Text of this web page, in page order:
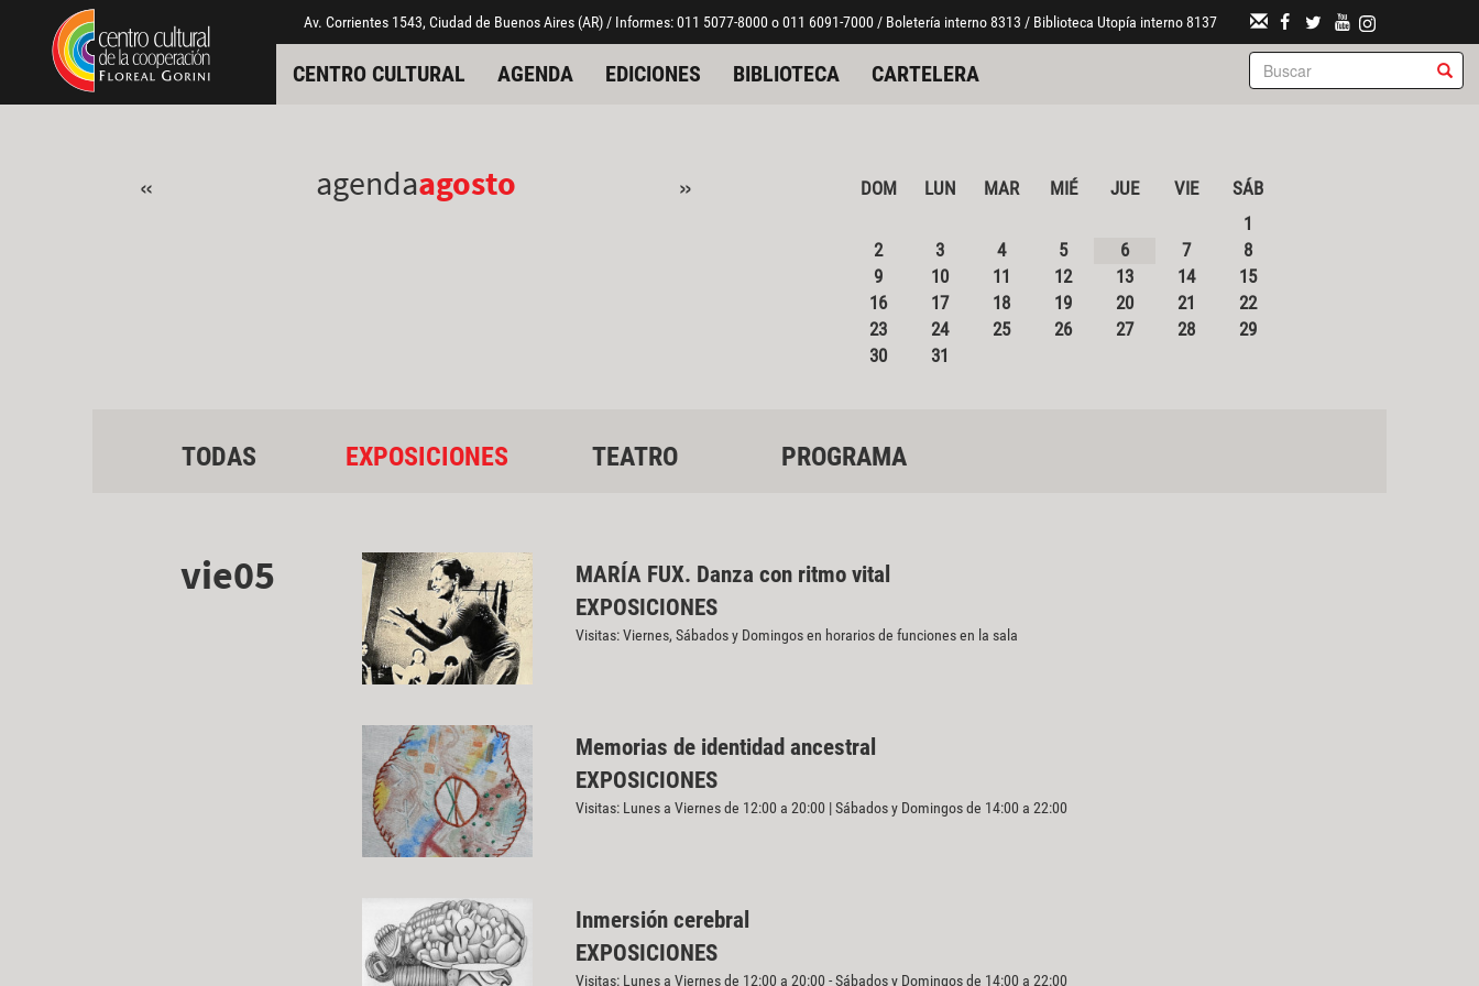
Pasar al contenido principal
Jump to main content Av. Corrientes 1543, Ciudad de Buenos Aires (AR) / Informes: 011 5077-8000 o 011 6091-7000 / Boletería interno 8313 / Biblioteca Utopía interno 8137
CENTRO CULTURAL AGENDA EDICIONES BIBLIOTECA CARTELERA
« agendaagosto » DOM LUN MAR MIÉ JUE VIE
SÁB
1
2
3 4 5 6 7
8
9
10 11 12 13 14
15
16
17 18 19 20 21
22
23
24 25 26 27 28
29
30
31
TODAS EXPOSICIONES TEATRO PROGRAMA
vie05
MARÍA FUX. Danza con ritmo vital
EXPOSICIONES
Visitas: Viernes, Sábados y Domingos en horarios de funciones en la sala
Memorias de identidad ancestral
EXPOSICIONES
Visitas: Lunes a Viernes de 12:00 a 20:00 | Sábados y Domingos de 14:00 a 22:00
Inmersión cerebral
EXPOSICIONES
Visitas: Lunes a Viernes de 12:00 a 20:00 - Sábados y Domingos de 14:00 a 22:00